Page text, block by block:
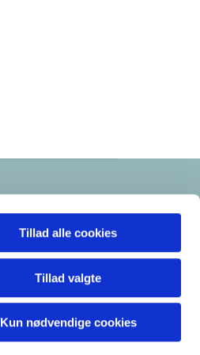
Tillad alle cookies
Tillad valgte
Kun nødvendige cookies